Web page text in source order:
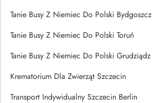
Tanie Busy Z Niemiec Do Polski Bydgoszcz
Tanie Busy Z Niemiec Do Polski Toruń
Tanie Busy Z Niemiec Do Polski Grudziądz
Krematorium Dla Zwierząt Szczecin
Transport Indywidualny Szczecin Berlin